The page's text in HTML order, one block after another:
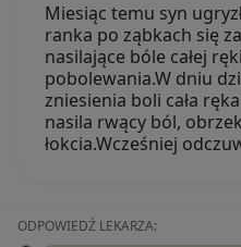
Miesiąc temu syn
ranka po ząbkach się
nasilające bóle całej
pobolewania.W dniu
zniesienia boli cała
nasila rwący ból,
łokcia.Wcześniej
ODPOWIEDŹ LEKARZA: